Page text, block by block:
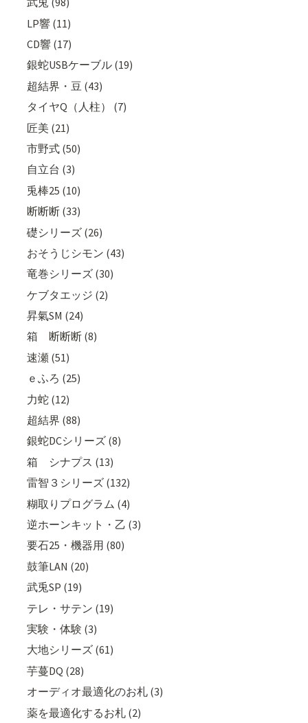
LP響 (11)
CD響 (17)
銀蛇USBケーブル (19)
超結界・豆 (43)
タイヤQ（人柱） (7)
匠美 (21)
市野式 (50)
自立台 (3)
兎棒25 (10)
断断断 (33)
礎シリーズ (26)
おそうじシモン (43)
竜巻シリーズ (30)
ケブタエッジ (2)
昇氣SM (24)
箱 断断断 (8)
速瀬 (51)
ｅふろ (25)
力蛇 (12)
超結界 (88)
銀蛇DCシリーズ (8)
箱 シナプス (13)
雷智３シリーズ (132)
糊取りプログラム (4)
逆ホーンキット・乙 (3)
要石25・機器用 (80)
鼓筆LAN (20)
武兎SP (19)
テレ・サテン (19)
実験・体験 (3)
大地シリーズ (61)
芋蔓DQ (28)
オーディオ最適化のお札 (3)
薬を最適化するお札 (2)